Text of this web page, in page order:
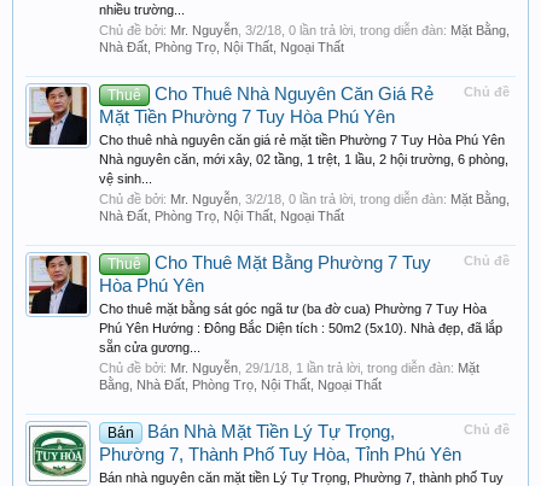
nhiều trường...
Chủ đề bởi: Mr. Nguyễn 3/2/18 , 0 lần trả lời, trong diễn đàn: Mặt Bằng,
Nhà Đất, Phòng Trọ, Nội Thất, Ngoại Thất
Chủ đề
Thuê
Cho Thuê Nhà Nguyên Căn Giá Rẻ
Mặt Tiền Phường 7 Tuy Hòa Phú Yên
Cho thuê nhà nguyên căn giá rẻ mặt tiền Phường 7 Tuy Hòa Phú Yên
Nhà nguyên căn, mới xây, 02 tầng, 1 trệt, 1 lầu, 2 hội trường, 6 phòng,
vệ sinh...
Chủ đề bởi: Mr. Nguyễn 3/2/18 , 0 lần trả lời, trong diễn đàn: Mặt Bằng,
Nhà Đất, Phòng Trọ, Nội Thất, Ngoại Thất
Chủ đề
Thuê
Cho Thuê Mặt Bằng Phường 7 Tuy
Hòa Phú Yên
Cho thuê mặt bằng sát góc ngã tư (ba đờ cua) Phường 7 Tuy Hòa
Phú Yên Hướng : Đông Bắc Diện tích : 50m2 (5x10). Nhà đẹp, đã lắp
sẵn cửa gương...
Chủ đề bởi: Mr. Nguyễn 29/1/18 , 1 lần trả lời, trong diễn đàn: Mặt
Bằng, Nhà Đất, Phòng Trọ, Nội Thất, Ngoại Thất
Chủ đề
Bán
Bán Nhà Mặt Tiền Lý Tự Trọng,
Phường 7, Thành Phố Tuy Hòa, Tỉnh Phú Yên
Bán nhà nguyên căn mặt tiền Lý Tự Trọng, Phường 7, thành phố Tuy